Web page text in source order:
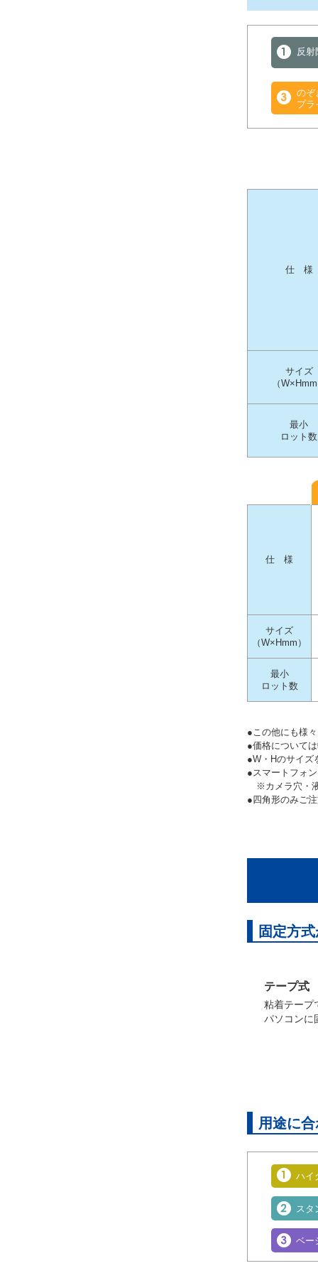
反射
のぞ
プラ
仕 様
サイズ
（
最小
ロット数
仕 様
サイズ
（W×Hmm）
最小
ロット数
●この他にも様
●価格について
●W・Hのサイズ
●スマートフォ
※カメラ穴・
●四角形のみご
固定方
テープ式
粘着テープ
パソコンに
用途に
ハイ
スタ
ベー